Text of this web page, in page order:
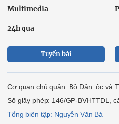
Multimedia
24h qua
Tuyến bài
Cơ quan chủ quản: Bộ Dân tộc và
Số giấy phép: 146/GP-BVHTTDL,
Tổng biên tập: Nguyễn Văn Bá